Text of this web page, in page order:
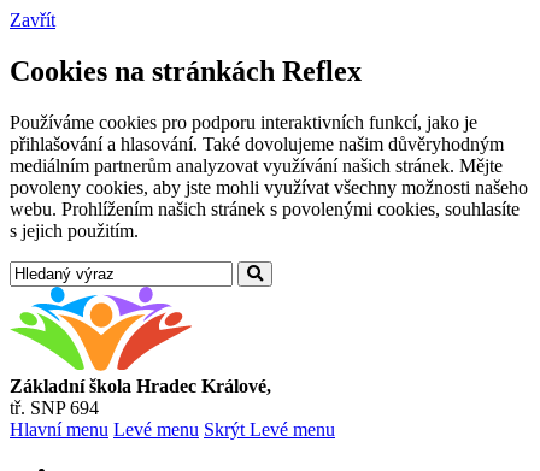
Zavřít
Cookies na stránkách Reflex
Používáme cookies pro podporu interaktivních funkcí, jako je
přihlašování a hlasování. Také dovolujeme našim důvěryhodným
mediálním partnerům analyzovat využívání našich stránek. Mějte
povoleny cookies, aby jste mohli využívat všechny možnosti našeho
webu. Prohlížením našich stránek s povolenými cookies, souhlasíte
s jejich použitím.
Základní škola Hradec Králové,
tř. SNP 694
Hlavní menu Levé menu Skrýt Levé menu